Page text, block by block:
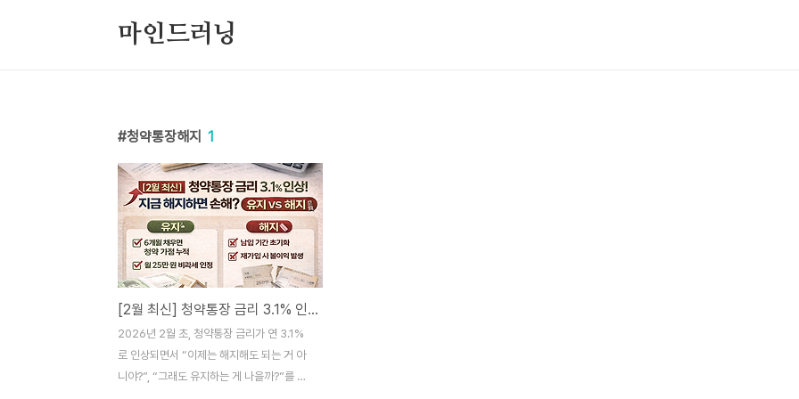
마인드러닝
청약통장해지 1
[2월 최신] 청약통장 금리 3.1% 인상! 지금 해지하면 손해? 유지 vs 해지 수익률 비교
2026년 2월 초, 청약통장 금리가 연 3.1%
로 인상되면서 “이제는 해지해도 되는 거 아
니야?”, “그래도 유지하는 게 나을까?”를 고